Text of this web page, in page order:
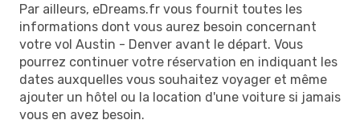
Par ailleurs, eDreams.fr vous fournit toutes les
informations dont vous aurez besoin concernant
votre vol Austin - Denver avant le départ. Vous
pourrez continuer votre réservation en indiquant les
dates auxquelles vous souhaitez voyager et même
ajouter un hôtel ou la location d'une voiture si jamais
vous en avez besoin.